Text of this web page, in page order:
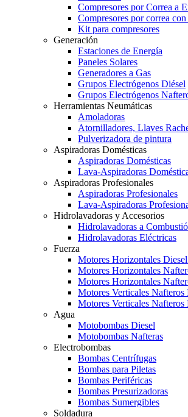
Compresores por Correa a
Compresores por correa con
Kit para compresores
Generación
Estaciones de Energía
Paneles Solares
Generadores a Gas
Grupos Electrógenos Diésel
Grupos Electrógenos
Herramientas Neumáticas
Amoladoras
Atornilladores, Llaves
Pulverizadora de pintura
Aspiradoras Domésticas
Aspiradoras Domésticas
Lava-Aspiradoras
Aspiradoras Profesionales
Aspiradoras Profesionales
Lava-Aspiradoras
Hidrolavadoras y Accesorios
Hidrolavadoras a
Hidrolavadoras Eléctricas
Fuerza
Motores Horizontales
Motores Horizontales
Motores Horizontales
Motores Verticales
Motores Verticales
Agua
Motobombas Diesel
Motobombas Nafteras
Electrobombas
Bombas Centrífugas
Bombas para Piletas
Bombas Periféricas
Bombas Presurizadoras
Bombas Sumergibles
Soldadura